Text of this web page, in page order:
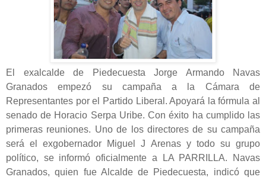
El exalcalde de Piedecuesta Jorge Armando Navas
Granados empezó su campaña a la Cámara de
Representantes por el Partido Liberal. Apoyará la fórmula al
senado de Horacio Serpa Uribe. Con éxito ha cumplido las
primeras reuniones. Uno de los directores de su campaña
será el exgobernador Miguel J Arenas y todo su grupo
político, se informó oficialmente a LA PARRILLA. Navas
Granados, quien fue Alcalde de Piedecuesta, indicó que